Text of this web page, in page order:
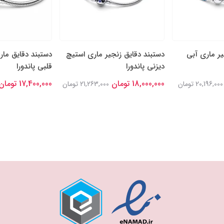
ماری آبی
20,196,000 تومان
دستبند دقایق زنجیر ماری استیچ
دیزنی پاندورا
18,000,000 تومان 21,263,000 تومان
دستبند دقایق
قلبی پاندورا
17,400,000 تومان